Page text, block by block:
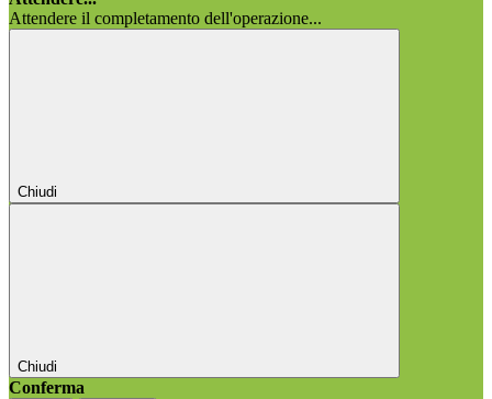
Attendere il completamento dell'operazione...
Chiudi
Chiudi
Conferma